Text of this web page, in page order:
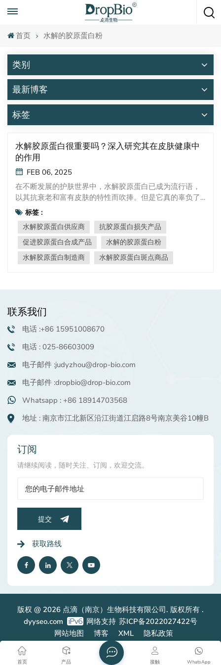
+86 15951008670
首页 水解的胶原蛋白粉
类别
最新博客
标签
水解胶原蛋白很重要吗？深入研究其在皮肤健康中
的作用
FEB 06, 2025
在不断发展的护肤世界中，水解胶原蛋白已成为流行语，
以其抗衰老和富有皮肤的特性而吹捧。但是它真的辜负了
炒作吗？为了回答这一点，我们必须首先了解胶原蛋白背
后的科学，其在皮肤健康中的作用以及水解胶原蛋白如何
弥合自然老化过程与现代护肤解决方案之间的差距。 胶原
蛋白：年轻皮肤的脚手架 胶原蛋白是人体中最丰富的结构
蛋白，形成了器官，骨骼，尤其是皮肤的结缔组织的骨
干。在真皮中，胶原蛋白纤维充当“脚手架”，可提供弹
暗淡的肤色 - 皮肤老化的标题。 水解胶原蛋白：一种生物
利用解决方案 水解胶原蛋白（HC），也称为胶原蛋白
肽，是通过将天然胶原蛋白分解成较小的低分子量片段来
的胶原蛋白更有效地穿透皮肤屏障。 HC的关键特性包括：
1。高蛋白质含量（92％+）：富含18种氨基酸，包括甘氨
酸，脯氨酸和羟基丙烯 - 胶原蛋白合成的临界构件。 2。
保水保留：其吸湿性结合了水分子，改善了皮肤水合和丰
移，加速组织修复和胶原蛋白再生。 4。抗氧化剂协同作
用：像丙氨酸这样的氨基酸中和紫外线辐射引起的自由
光照 皮肤老化来自两种途径：1。内在的衰老：受遗传学
和代谢下降的约束，可以通过营养干预（例如，补充HC）
露驱动，尤其是UVA（320–400 nm）和UVB（280–320
降解，而UVA则更深地渗入真皮，破坏了成纤维细胞功能
性弹性沉积并加速皱纹形成。 如何 水解胶原蛋白柜 皮肤
老化 1。胶原蛋白合成增强：HC提供了从头胶原蛋白生产
Procollagen I和III水平，从而恢复了皮肤密度和弹性。 2。
抗紫外线损坏的障碍：通过增强成纤维细胞活性并减少
MMP表达，HC有助于修复紫外线诱导的胶原蛋白碎片。
因于改善的皮肤结构和水合。 水解的胶原蛋白不仅仅是一
种趋势，它是对抗胶原蛋白耗竭和光导数的科学验证的工
具。通过补充氨基酸储量，刺激成纤维细胞并增强皮肤的
水分障碍，HC可以解决结构和功能水平的衰老。然而，当
整合到全面的护肤方案中，其真正的潜力会闪耀，该护肤
标签 :
水解胶原蛋白供应商
抗胶原蛋白损失产品
促进胶原蛋白合成产品
水解的胶原蛋白粉
水解胶原蛋白制造商
水解胶原蛋白斑点商品
联系我们
电话 :+86 15951008670
电话 : 025-86603009
电子邮件 :judyzhou@drop-bio.com
电子邮件 :dropbio@drop-bio.com
Whatsapp : +86 18914703568
地址 : 南京市江北新区沿江街道江启路8号南京美谷10幢B
订阅
请继续阅读，随时关注、订阅，欢迎交流。
提交
获取路线
版权 @ 2026 点滴（南京）生物科技有限公司. 版权所有 .
dyyseo.com
网络支持 苏ICP备2022027422号
网站地图
博客 XML 隐私政策
首页 产品 WhatsApp
接触